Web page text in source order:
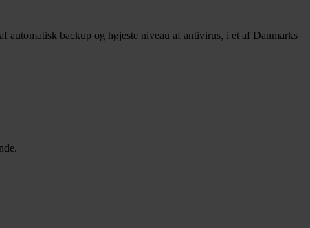
automatisk backup og højeste niveau af antivirus, i et af Danmarks